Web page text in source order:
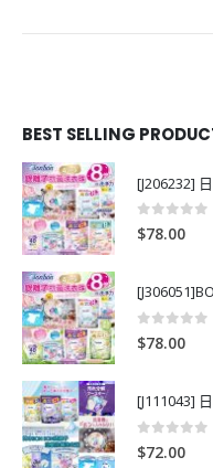
BEST SELLING
0out of
$78.00
0out of
$78.00
0out of
$72.00